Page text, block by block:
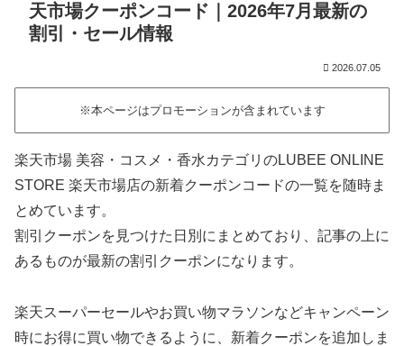
天市場クーポンコード｜2026年7月最新の
割引・セール情報
2026.07.05
※本ページはプロモーションが含まれています
楽天市場 美容・コスメ・香水カテゴリのLUBEE ONLINE
STORE 楽天市場店の新着クーポンコードの一覧を随時ま
とめています。
割引クーポンを見つけた日別にまとめており、記事の上に
あるものが最新の割引クーポンになります。
楽天スーパーセールやお買い物マラソンなどキャンペーン
時にお得に買い物できるように、新着クーポンを追加しま